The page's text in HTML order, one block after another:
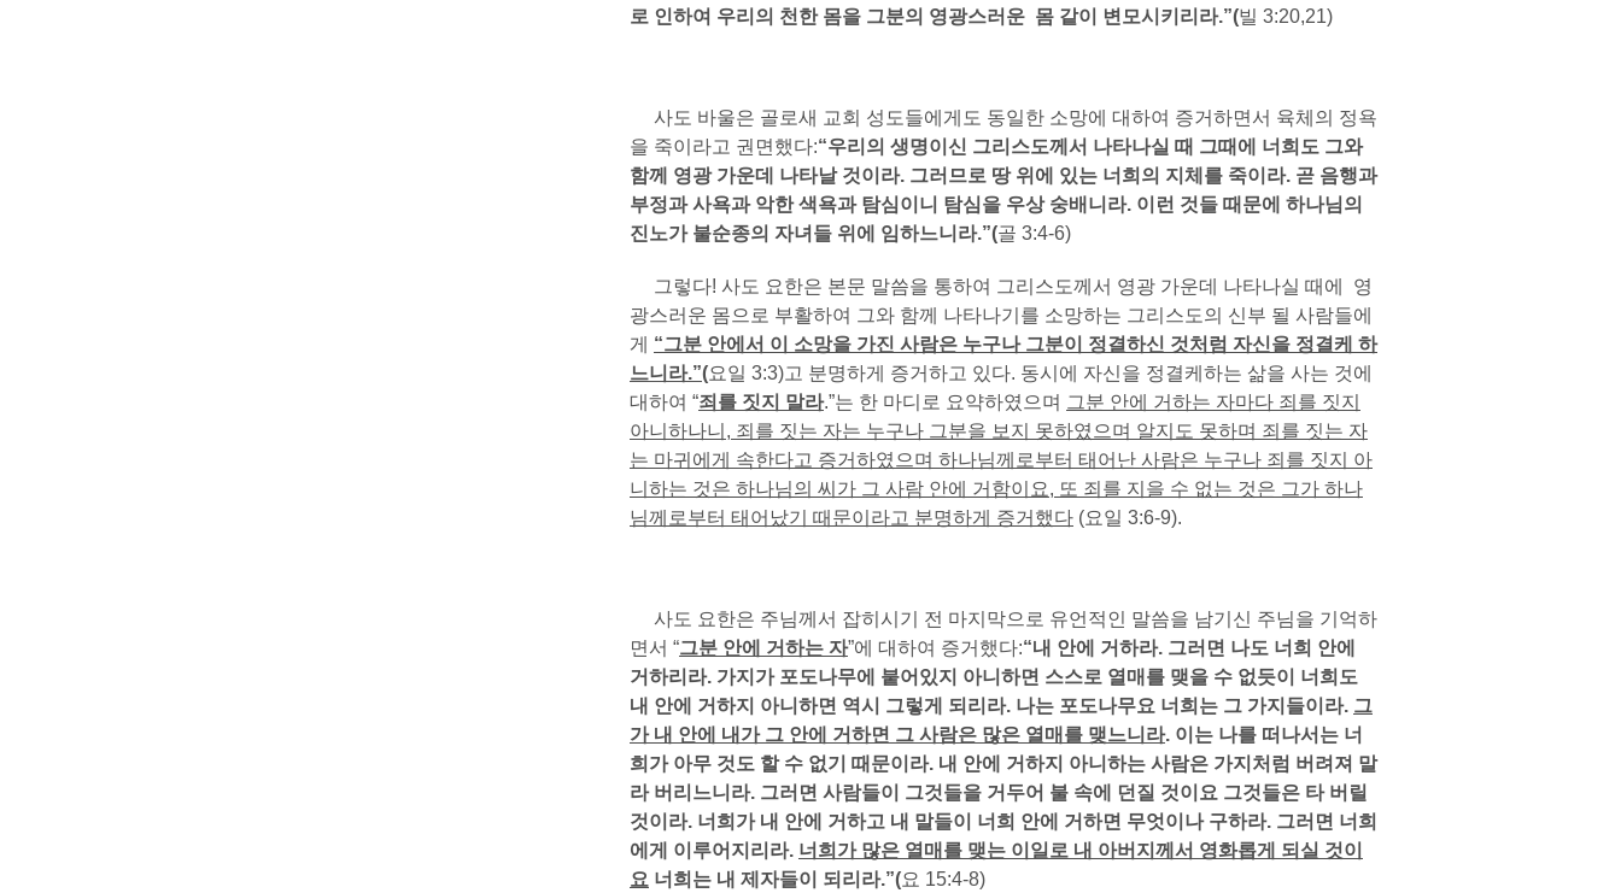
로 인하여 우리의 천한 몸을 그분의 영광스러운 몸 같이 변모시키리라.”(빌 3:20,21)
사도 바울은 골로새 교회 성도들에게도 동일한 소망에 대하여 증거하면서 육체의 정욕
을 죽이라고 권면했다:“우리의 생명이신 그리스도께서 나타나실 때 그때에 너희도 그와
함께 영광 가운데 나타날 것이라. 그러므로 땅 위에 있는 너희의 지체를 죽이라. 곧 음행과
부정과 사욕과 악한 색욕과 탐심이니 탐심을 우상 숭배니라. 이런 것들 때문에 하나님의
진노가 불순종의 자녀들 위에 임하느니라.”(골 3:4-6)
그렇다! 사도 요한은 본문 말씀을 통하여 그리스도께서 영광 가운데 나타나실 때에 영
광스러운 몸으로 부활하여 그와 함께 나타나기를 소망하는 그리스도의 신부 될 사람들에
게 “그분 안에서 이 소망을 가진 사람은 누구나 그분이 정결하신 것처럼 자신을 정결케 하
느니라.”(요일 3:3)고 분명하게 증거하고 있다. 동시에 자신을 정결케하는 삶을 사는 것에
대하여 “죄를 짓지 말라.”는 한 마디로 요약하였으며 그분 안에 거하는 자마다 죄를 짓지
아니하나니 , 죄를 짓는 자는 누구나 그분을 보지 못하였으며 알지도 못하며 죄를 짓는 자
는 마귀에게 속한다고 증거하였으며 하나님께로부터 태어난 사람은 누구나 죄를 짓지 아
니하는 것은 하나님의 씨가 그 사람 안에 거함이요, 또 죄를 지을 수 없는 것은 그가 하나
님께로부터 태어났기 때문이라고 분명하게 증거했다 (요일 3:6-9).
사도 요한은 주님께서 잡히시기 전 마지막으로 유언적인 말씀을 남기신 주님을 기억하
면서 “그분 안에 거하는 자”에 대하여 증거했다:“내 안에 거하라. 그러면 나도 너희 안에
거하리라. 가지가 포도나무에 붙어있지 아니하면 스스로 열매를 맺을 수 없듯이 너희도
내 안에 거하지 아니하면 역시 그렇게 되리라. 나는 포도나무요 너희는 그 가지들이라. 그
가 내 안에 내가 그 안에 거하면 그 사람은 많은 열매를 맺느니라. 이는 나를 떠나서는 너
희가 아무 것도 할 수 없기 때문이라. 내 안에 거하지 아니하는 사람은 가지처럼 버려져 말
라 버리느니라. 그러면 사람들이 그것들을 거두어 불 속에 던질 것이요 그것들은 타 버릴
것이라. 너희가 내 안에 거하고 내 말들이 너희 안에 거하면 무엇이나 구하라. 그러면 너희
에게 이루어지리라. 너희가 많은 열매를 맺는 이일로 내 아버지께서 영화롭게 되실 것이
요 너희는 내 제자들이 되리라.”(요 15:4-8)